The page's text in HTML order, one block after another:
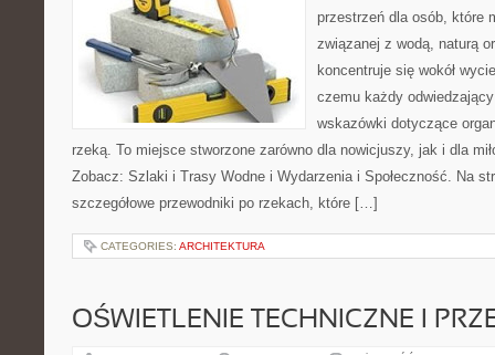
przestrzeń dla osób, które
związanej z wodą, naturą
koncentruje się wokół
czemu każdy
wskazówki dotyczące
rzeką. To miejsce stworzone zarówno dla nowicjuszy, jak i dla
Zobacz: Szlaki i Trasy Wodne i Wydarzenia i Społeczność. Na
szczegółowe przewodniki po rzekach, które […]
CATEGORIES: ARCHITEKTURA
OŚWIETLENIE TECHNICZNE I